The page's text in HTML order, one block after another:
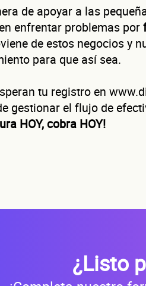
de apoyar a las
enfrentar problemas por
de estos negocios y
para que así sea.
tu registro en
gestionar el flujo de
HOY, cobra HOY!
¿Listo
Esta es
¿Cuánto factura tu
Esto nos ayuda a ofrecerte la
Nombre(s)